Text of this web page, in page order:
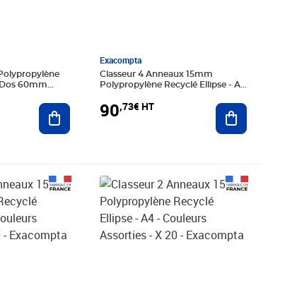
60mm
Ajouter au panier
Exacompta
Classeur 4 Anneaux 15mm
Polypropylène Recyclé Ellipse - A4
Exacompta
90,73€ HT Ajouter
Prix 89,28€ HT